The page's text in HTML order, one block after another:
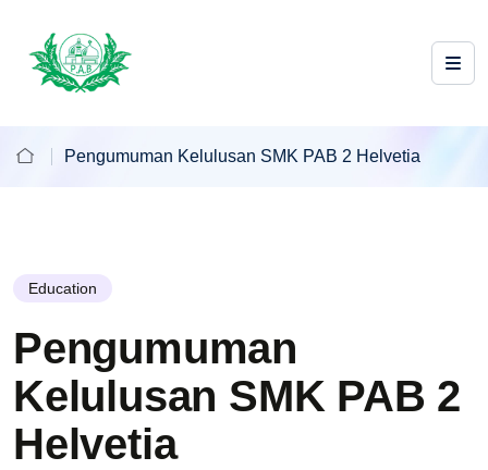
Pengumuman Kelulusan SMK PAB 2 Helvetia
Education
Pengumuman
Kelulusan SMK PAB 2
Helvetia